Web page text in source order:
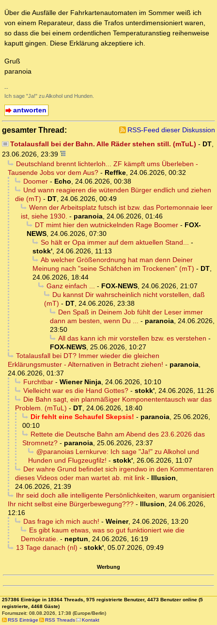
Über die Ausfälle der Fahrkartenautomaten im Sommer weiß ich
von einem Reparateur, dass die Trafos unterdimensioniert waren,
so dass die bei einem ordentlichen Temperaturanstieg reihenweise
kaputt gingen. Diese Erklärung akzeptiere ich.
Gruß
paranoia
--
Ich sage "Ja!" zu Alkohol und Hunden.
antworten
gesamter Thread:
RSS-Feed dieser Diskussion
Totalausfall bei der Bahn. Alle Räder stehen still. (mTuL) - DT,
23.06.2026, 23:39
Deutschland brennt lichterloh... ZF kämpft ums Überleben -
Tausende Jobs vor dem Aus? - Reffke, 24.06.2026, 00:32
Doomer- Echo, 24.06.2026, 00:38
Und wann reagieren die wütenden Bürger endlich und ziehen
die (mT) - DT, 24.06.2026, 00:49
Wenn der Arbeitsplatz futsch ist bzw. das Portemonnaie leer
ist, siehe 1930. - paranoia, 24.06.2026, 01:46
DT mimt hier den wutnickelnden Rage Boomer- FOX-
NEWS, 24.06.2026, 07:30
So hält er Opa immer auf dem aktuellen Stand... -
stokk', 24.06.2026, 11:13
Ab welcher Größenordnung hat man denn Deiner
Meinung nach "seine Schäfchen im Trockenen" (mT) - DT,
24.06.2026, 18:44
Ganz einfach ... - FOX-NEWS, 24.06.2026, 21:07
Du kannst Dir wahrscheinlich nicht vorstellen, daß
(mT) - DT, 24.06.2026, 23:38
Den Spaß in Deinem Job fühlt der Leser immer
dann am besten, wenn Du ... - paranoia, 24.06.2026,
23:50
All das kann ich mir vorstellen bzw. es verstehen -
FOX-NEWS, 25.06.2026, 10:27
Totalausfall bei DT? Immer wieder die gleichen
Erklärungsmuster - Alternativen in Betracht ziehen! - paranoia,
24.06.2026, 01:37
Furchtbar- Wiener Ninja, 24.06.2026, 10:10
Vielleicht war es die Hand Gottes?- stokk', 24.06.2026, 11:26
Die Bahn sagt, ein planmäßiger Komponententausch war das
Problem. (mTuL) - DT, 24.06.2026, 18:40
Dir fehlt eine Schaufel Skepsis! - paranoia, 25.06.2026,
00:10
Rettete die Deutsche Bahn am Abend des 23.6.2026 das
Stromnetz? - paranoia, 25.06.2026, 23:37
@paranoias Lernkurve: Ich sage "Ja!" zu Alkohol und
Hunden und Flugzeugfilz! - stokk', 26.06.2026, 11:07
Der wahre Grund befindet sich irgendwo in den Kommentaren
dieses Videos oder man wartet ab. mit link - Illusion,
24.06.2026, 21:39
Ihr seid doch alle intelligente Persönlichkeiten, warum organisiert
Ihr nicht selbst eine Bürgerbewegung??? - Illusion, 24.06.2026,
12:16
Das frage ich mich auch! - Weiner, 24.06.2026, 13:20
Es gibt kaum etwas, was so gut funktioniert wie die
Demokratie. - neptun, 24.06.2026, 16:19
13 Tage danach (nl) - stokk', 05.07.2026, 09:49
Werbung
257386 Einträge in 18364 Threads, 975 registrierte Benutzer, 4473 Benutzer online (5
registrierte, 4468 Gäste)
Forumszeit: 08.08.2026, 17:38 (Europe/Berlin)
RSS Einträge
RSS Threads Kontakt